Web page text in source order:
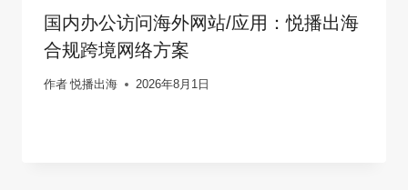
国内办公访问海外网站/应用：悦播出海
合规跨境网络方案
作者 悦播出海 2026年8月1日